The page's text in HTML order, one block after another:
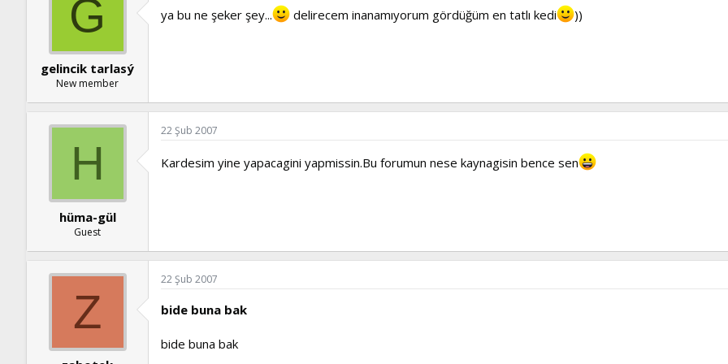
G
gelincik tarlasý
New member
ya bu ne şeker şey... delirecem inanamıyorum gördüğüm en tatlı kedi ))
H
hüma-gül
Guest
22 Şub 2007
Kardesim yine yapacagini yapmissin.Bu forumun nese kaynagisin bence sen
Z
22 Şub 2007
bide buna bak
bide buna bak